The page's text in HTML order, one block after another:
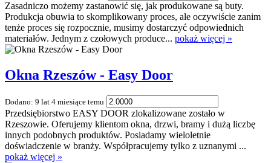
Zasadniczo możemy zastanowić się, jak produkowane są buty.
Produkcja obuwia to skomplikowany proces, ale oczywiście zanim
tenże proces się rozpocznie, musimy dostarczyć odpowiednich
materiałów. Jednym z czołowych produce... pokaż więcej »
Okna Rzeszów - Easy Door
Dodano: 9 lat 4 miesiące temu
Przedsiębiorstwo EASY DOOR zlokalizowane zostało w
Rzeszowie. Oferujemy klientom okna, drzwi, bramy i dużą liczbę
innych podobnych produktów. Posiadamy wieloletnie
doświadczenie w branży. Współpracujemy tylko z uznanymi ...
pokaż więcej »